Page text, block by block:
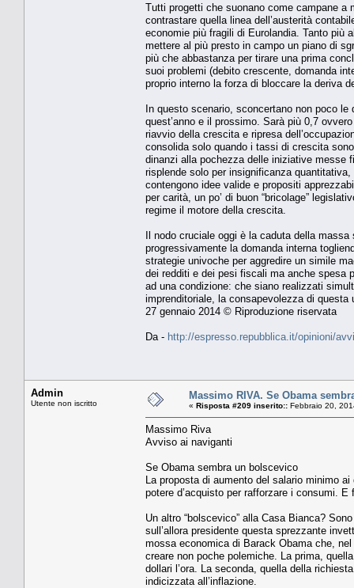
Tutti progetti che suonano come campane a
contrastare quella linea dell’austerità
economie più fragili di Eurolandia. Tanto più
mettere al più presto in campo un piano di
più che abbastanza per tirare una prima
suoi problemi (debito crescente, domanda
proprio interno la forza di bloccare la deriva
In questo scenario, sconcertano non poco
quest’anno e il prossimo. Sarà più 0,7
riavvio della crescita e ripresa
consolida solo quando i tassi di crescita
dinanzi alla pochezza delle iniziative messe
risplende solo per insignificanza
contengono idee valide e propositi
per carità, un po’ di buon “bricolage”
regime il motore della crescita.
Il nodo cruciale oggi è la caduta della
progressivamente la domanda interna
strategie univoche per aggredire un simile
dei redditi e dei pesi fiscali ma anche spesa
ad una condizione: che siano realizzati
imprenditoriale, la consapevolezza di questa
27 gennaio 2014 © Riproduzione riservata
Da - http://espresso.repubblica.it/opinioni/
Admin
Utente non iscritto
Massimo RIVA. Se Obama
« Risposta #209 inserito:: Febbraio 20,
Massimo Riva
Avviso ai naviganti
Se Obama sembra un bolscevico
La proposta di aumento del salario minimo
potere d’acquisto per rafforzare i consumi. E
Un altro “bolscevico” alla Casa Bianca?
sull’allora presidente questa sprezzante
mossa economica di Barack Obama che,
creare non poche polemiche. La prima,
dollari l’ora. La seconda, quella della
indicizzata all’inflazione.